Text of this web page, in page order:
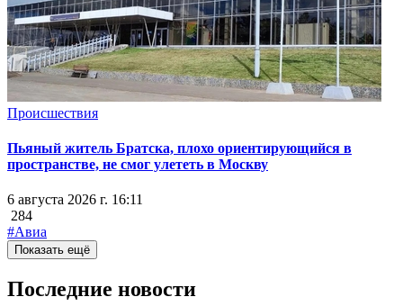
Происшествия
Пьяный житель Братска, плохо ориентирующийся в
пространстве, не смог улететь в Москву
6 августа 2026 г. 16:11
284
#Авиа
Показать ещё
Последние новости